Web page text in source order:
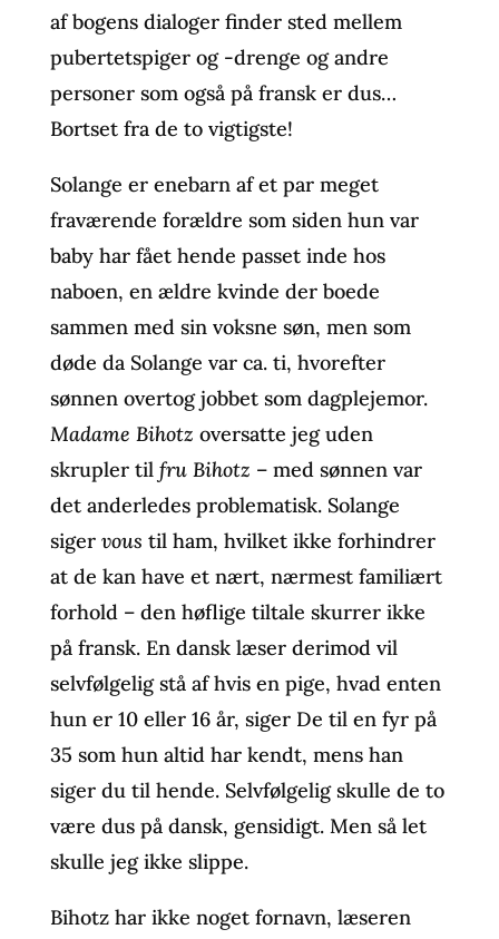
af bogens dialoger finder sted mellem
pubertetspiger og -drenge og andre
personer som også på fransk er dus…
Bortset fra de to vigtigste!
Solange er enebarn af et par meget
fraværende forældre som siden hun var
baby har fået hende passet inde hos
naboen, en ældre kvinde der boede
sammen med sin voksne søn, men som
døde da Solange var ca. ti, hvorefter
sønnen overtog jobbet som dagplejemor.
Madame Bihotz oversatte jeg uden
skrupler til fru Bihotz – med sønnen var
det anderledes problematisk. Solange
siger vous til ham, hvilket ikke forhindrer
at de kan have et nært, nærmest familiært
forhold – den høflige tiltale skurrer ikke
på fransk. En dansk læser derimod vil
selvfølgelig stå af hvis en pige, hvad enten
hun er 10 eller 16 år, siger De til en fyr på
35 som hun altid har kendt, mens han
siger du til hende. Selvfølgelig skulle de to
være dus på dansk, gensidigt. Men så let
skulle jeg ikke slippe.
Bihotz har ikke noget fornavn, læseren